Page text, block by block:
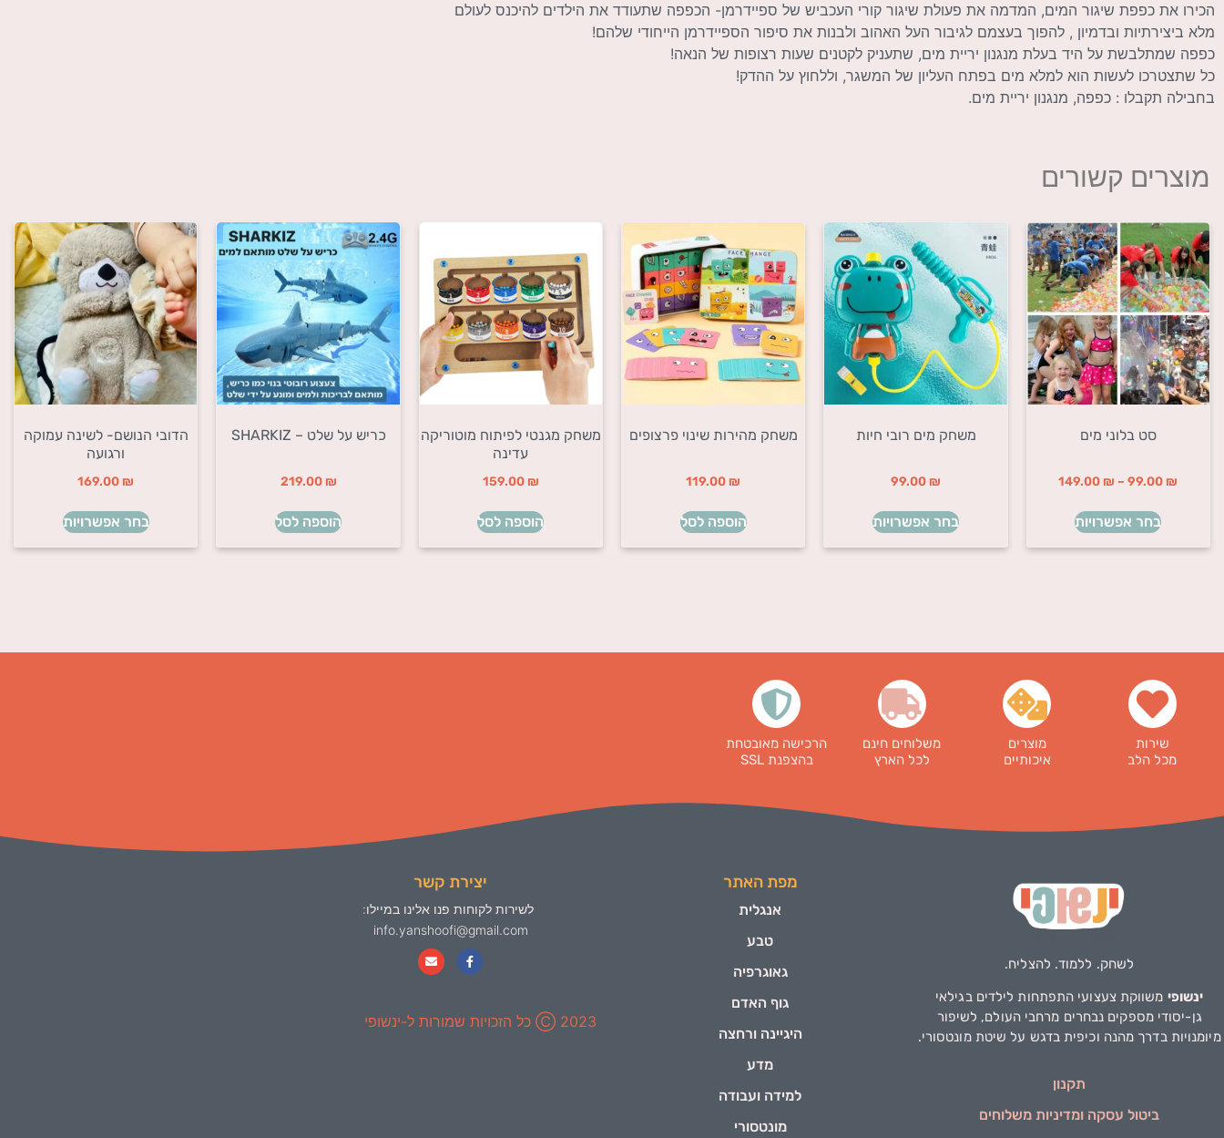
הכירו את כפפת שיגור המים, המדמה את פעולת שיגור קורי העכביש של ספיידרמן- הכפפה שתעודד את הילדים להיכנס לעולם
מלא ביצירתיות ובדמיון , להפוך בעצמם לגיבור העל האהוב ולבנות את סיפור הספיידרמן הייחודי שלהם!
כפפה שמתלבשת על היד בעלת מנגנון יריית מים, שתעניק לקטנים שעות רצופות של הנאה!
כל שתצטרכו לעשות הוא למלא מים בפתח העליון של המשגר, וללחוץ על ההדק!
בחבילה תקבלו : כפפה, מנגנון יריית מים.
מוצרים קשורים
סט בלוני מים
99.00 ₪
–
149.00 ₪
בחר אפשרויות
משחק מים רובי חיות
99.00 ₪
בחר אפשרויות
משחק מהירות שינוי פרצופים
119.00 ₪
הוספה לסל
משחק מגנטי לפיתוח מוטוריקה
עדינה
159.00 ₪
הוספה לסל
כריש על שלט – SHARKIZ
219.00 ₪
הוספה לסל
הדובי הנושם- לשינה עמוקה
ורגועה
169.00 ₪
בחר אפשרויות
שירות
מכל הלב
מוצרים
איכותיים
משלוחים חינם
לכל הארץ
הרכישה מאובטחת
בהצפנת SSL
לשחק. ללמוד. להצליח.
ינשופי משווקת צעצועי התפתחות לילדים בגילאי
גן-יסודי מספקים נבחרים מרחבי העולם, לשיפור
מיומנויות בדרך מהנה וכיפית בדגש על שיטת מונטסורי.
תקנון
ביטול עסקה ומדיניות משלוחים
מפת האתר
אנגלית
טבע
גאוגרפיה
גוף האדם
היגיינה ורחצה
מדע
למידה ועבודה
מונטסורי
יצירת קשר
לשירות לקוחות פנו אלינו במיילו:
info.yanshoofi@gmail.com
2023 Ⓒ כל הזכויות שמורות ל-ינשופי